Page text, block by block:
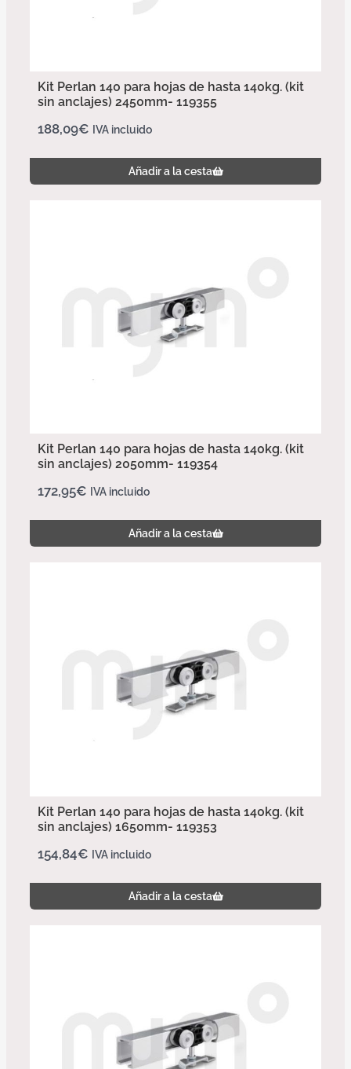
Kit Perlan 140 para hojas de hasta 140kg. (kit
sin anclajes) 2450mm- 119355
188,09€ IVA incluido
Añadir a la cesta
Kit Perlan 140 para hojas de hasta 140kg. (kit
sin anclajes) 2050mm- 119354
172,95€ IVA incluido
Añadir a la cesta
Kit Perlan 140 para hojas de hasta 140kg. (kit
sin anclajes) 1650mm- 119353
154,84€ IVA incluido
Añadir a la cesta